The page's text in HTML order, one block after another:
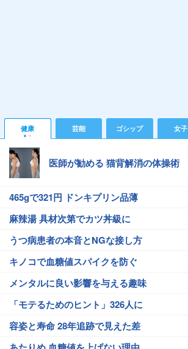
健康 芸能 ゴシップ 女子
医師が勧める 猫背解消の体操術
465gで321円 ドンキプリン品薄
麻辣湯 具材次第でカツ丼級に
うつ病患者の本音とNGな接し方
キノコで血糖値スパイクを防ぐ
メンタルに良い影響を与える趣味
「モテるためのヒント」326人に
容姿と寿命 28年追跡で見えた差